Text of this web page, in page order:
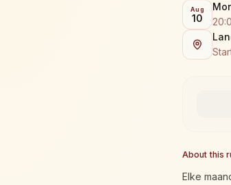
Aug
10
About this
Elke